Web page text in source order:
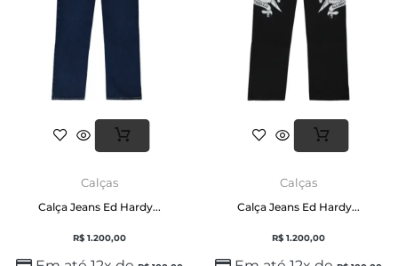
Calças
Calça Jeans Ed Hardy...
R$ 1.200,00
Calças
Calça Jeans Ed Hardy...
R$ 1.200,00